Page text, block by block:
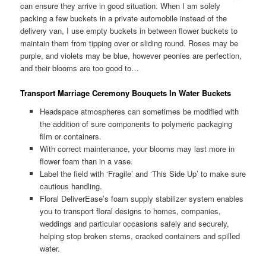
can ensure they arrive in good situation. When I am solely
packing a few buckets in a private automobile instead of the
delivery van, I use empty buckets in between flower buckets to
maintain them from tipping over or sliding round. Roses may be
purple, and violets may be blue, however peonies are perfection,
and their blooms are too good to…
Transport Marriage Ceremony Bouquets In Water Buckets
Headspace atmospheres can sometimes be modified with
the addition of sure components to polymeric packaging
film or containers.
With correct maintenance, your blooms may last more in
flower foam than in a vase.
Label the field with ‘Fragile’ and ‘This Side Up’ to make sure
cautious handling.
Floral DeliverEase’s foam supply stabilizer system enables
you to transport floral designs to homes, companies,
weddings and particular occasions safely and securely,
helping stop broken stems, cracked containers and spilled
water.